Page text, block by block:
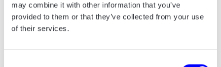
may combine it with other information that you’ve
provided to them or that they’ve collected from your use
of their services.